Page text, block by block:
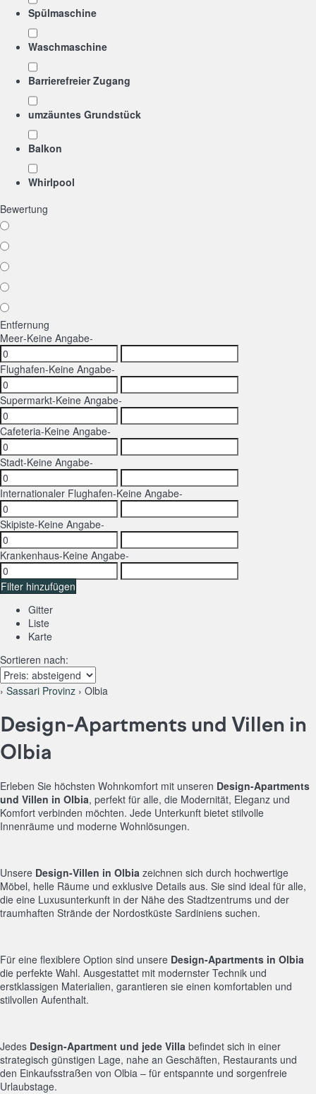
Spülmaschine
Waschmaschine
Barrierefreier Zugang
umzäuntes Grundstück
Balkon
Whirlpool
Bewertung
Entfernung
Meer-Keine Angabe-
Flughafen-Keine Angabe-
Supermarkt-Keine Angabe-
Cafeteria-Keine Angabe-
Stadt-Keine Angabe-
Internationaler Flughafen-Keine Angabe-
Skipiste-Keine Angabe-
Krankenhaus-Keine Angabe-
Filter hinzufügen
Gitter
Liste
Karte
Sortieren nach:
› Sassari Provinz › Olbia
Design-Apartments und Villen in
Olbia
Erleben Sie höchsten Wohnkomfort mit unseren Design-Apartments
und Villen in Olbia, perfekt für alle, die Modernität, Eleganz und
Komfort verbinden möchten. Jede Unterkunft bietet stilvolle
Innenräume und moderne Wohnlösungen.
Unsere Design-Villen in Olbia zeichnen sich durch hochwertige
Möbel, helle Räume und exklusive Details aus. Sie sind ideal für alle,
die eine Luxusunterkunft in der Nähe des Stadtzentrums und der
traumhaften Strände der Nordostküste Sardiniens suchen.
Für eine flexiblere Option sind unsere Design-Apartments in Olbia
die perfekte Wahl. Ausgestattet mit modernster Technik und
erstklassigen Materialien, garantieren sie einen komfortablen und
stilvollen Aufenthalt.
Jedes Design-Apartment und jede Villa befindet sich in einer
strategisch günstigen Lage, nahe an Geschäften, Restaurants und
den Einkaufsstraßen von Olbia – für entspannte und sorgenfreie
Urlaubstage.